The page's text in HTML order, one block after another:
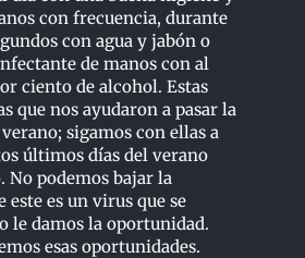
con frecuencia, durante
con agua y jabón o
de manos con al
ciento de alcohol. Estas
que nos ayudaron a pasar la
sigamos con ellas a
últimos días del verano
No podemos bajar la
este es un virus que se
le damos la oportunidad.
esas oportunidades.